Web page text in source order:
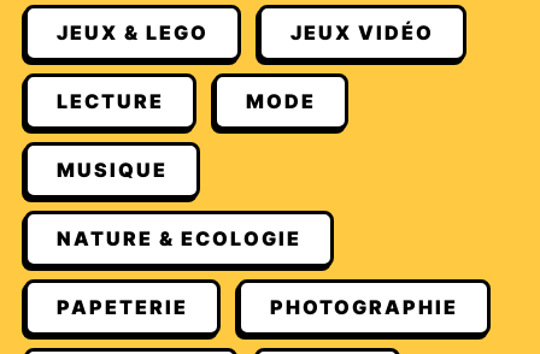
JEUX & LEGO JEUX VIDÉO
LECTURE MODE
MUSIQUE
NATURE & ECOLOGIE
PAPETERIE PHOTOGRAPHIE